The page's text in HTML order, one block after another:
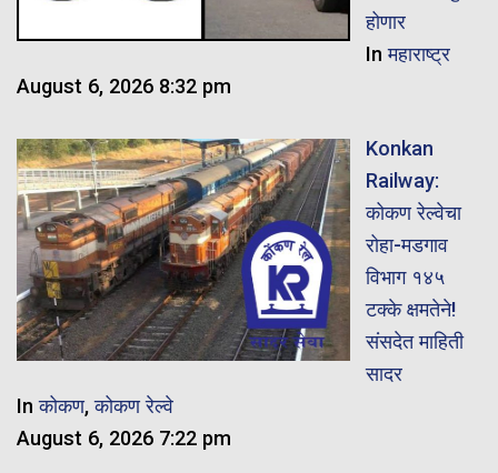
होणार
Inमहाराष्ट्र
August 6, 2026 8:32 pm
Konkan
Railway:
कोकण रेल्वेचा
रोहा-मडगाव
विभाग १४५
टक्के क्षमतेने!
संसदेत माहिती
सादर
Inकोकण,कोकण रेल्वे
August 6, 2026 7:22 pm